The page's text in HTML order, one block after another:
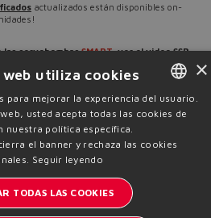
actualizados están disponibles on-
las servobombasSMART, ver elvideo SSP
del mundo Atos
ENGLISH
ITALIAN
×
utiliza cookies
para mejorar la experiencia del usuario.
usted acepta todas las cookies de
nuestra política específica.
el banner y rechaza las cookies
Seguir leyendo
TODAS LAS COOKIES